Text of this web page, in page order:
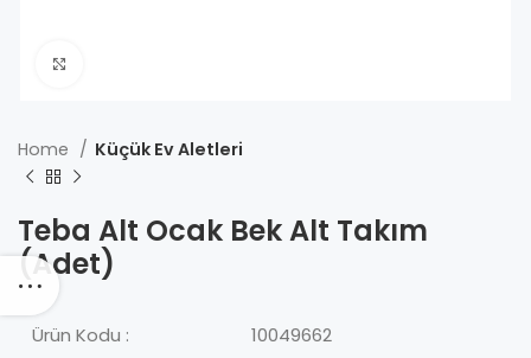
Home Küçük Ev Aletleri
Teba Alt Ocak Bek Alt Takım
(Adet)
Ürün Kodu : 10049662